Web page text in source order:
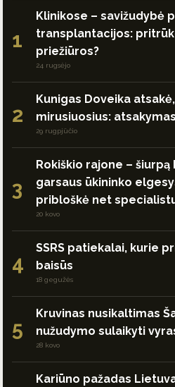
1
Klinikose – savižudybė
transplantacijos:
priežiūros?
24 rugsėjo
2
Kunigas Doveika
mirusiuosius:
29 rugpjūčio
3
Rokiškio rajone –
garsaus ūkininko
pribloškė net
20 kovo
4
SSRS patiekalai, kurie
baisūs
18 gegužės
5
Kruvinas nusikaltimas
nužudymo sulaikyti
28 kovo
Kariūno pažadas